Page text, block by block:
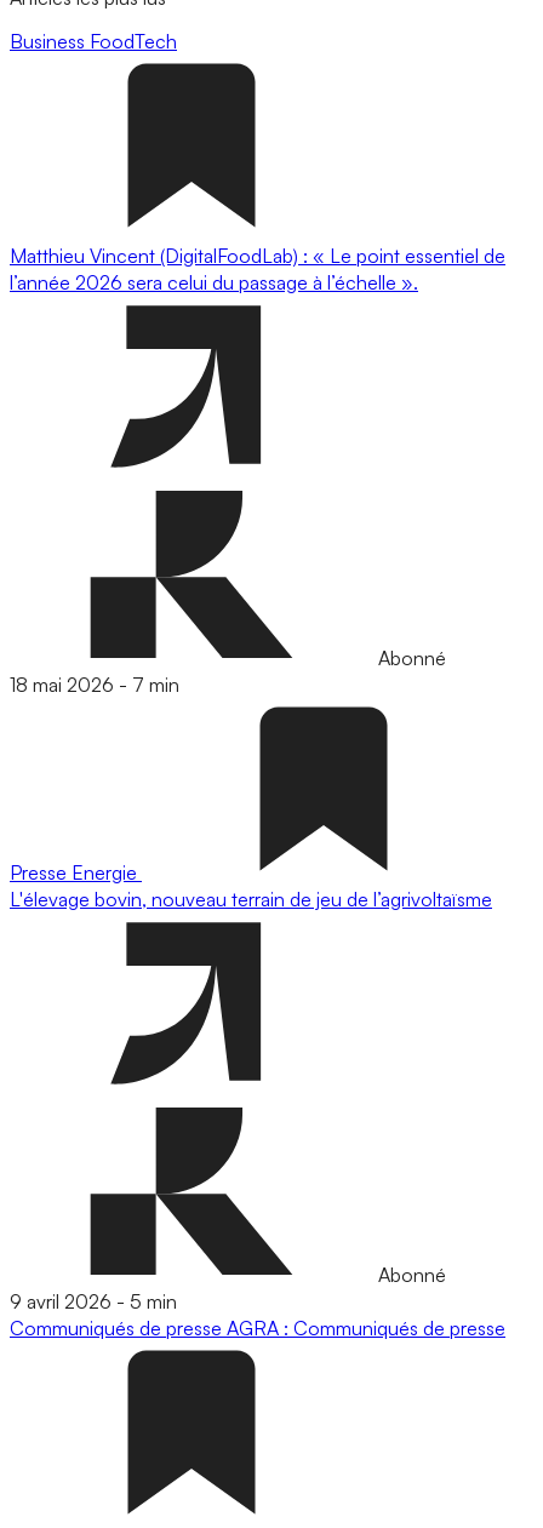
Business FoodTech
Matthieu Vincent (DigitalFoodLab) : « Le point essentiel de
l’année 2026 sera celui du passage à l’échelle ».
Abonné
18 mai 2026 - 7 min
Presse Energie
L'élevage bovin, nouveau terrain de jeu de l’agrivoltaïsme
Abonné
9 avril 2026 - 5 min
Communiqués de presse AGRA : Communiqués de presse